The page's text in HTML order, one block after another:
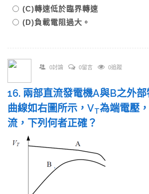
(C)轉速低於臨界轉速
(D)負載電阻過大。
0討論 0留言 0追蹤
16. 兩部直流發電機A與B之外部
曲線如右圖所示，VT為端電壓
流，下列何者正確？